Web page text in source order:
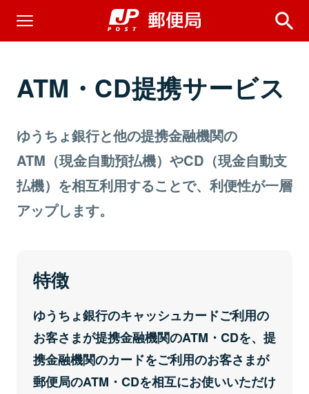
ATM・CD提携サービス
ゆうちょ銀行と他の提携金融機関の
ATM（現金自動預払機）やCD（現金自動支
払機）を相互利用することで、利便性が一層
アップします。
特徴
ゆうちょ銀行のキャッシュカードご利用の
お客さまが提携金融機関のATM・CDを、提
携金融機関のカードをご利用のお客さまが
郵便局のATM・CDを相互にお使いいただけ